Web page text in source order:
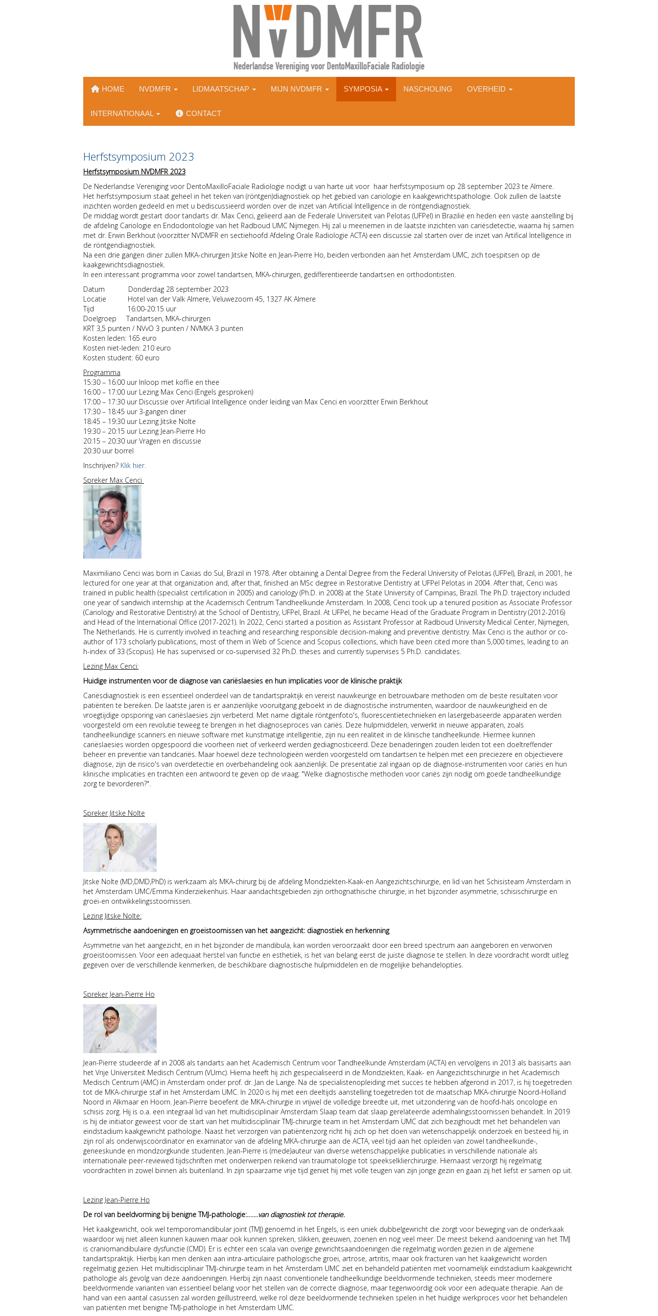
HOME NVDMFR LIDMAATSCHAP MIJN NVDMFR SYMPOSIA NASCHOLING OVERHEID
INTERNATIONAAL CONTACT
Herfstsymposium 2023
Herfstsymposium NVDMFR 2023
De Nederlandse Vereniging voor DentoMaxilloFaciale Radiologie nodigt u van harte uit voor haar herfstsymposium op 28 september 2023 te Almere.
Het herfstsymposium staat geheel in het teken van (röntgen)diagnostiek op het gebied van cariologie en kaakgewrichtspathologie. Ook zullen de laatste
inzichten worden gedeeld en met u bediscussieerd worden over de inzet van Artificial Intelligence in de röntgendiagnostiek.
De middag wordt gestart door tandarts dr. Max Cenci, gelieerd aan de Federale Universiteit van Pelotas (UFPel) in Brazilië en heden een vaste aanstelling bij
de afdeling Cariologie en Endodontologie van het Radboud UMC Nijmegen. Hij zal u meenemen in de laatste inzichten van cariësdetectie, waarna hij samen
met dr. Erwin Berkhout (voorzitter NVDMFR en sectiehoofd Afdeling Orale Radiologie ACTA) een discussie zal starten over de inzet van Artifical Intelligence in
de röntgendiagnostiek.
Na een drie gangen diner zullen MKA-chirurgen Jitske Nolte en Jean-Pierre Ho, beiden verbonden aan het Amsterdam UMC, zich toespitsen op de
kaakgewrichtsdiagnostiek.
In een interessant programma voor zowel tandartsen, MKA-chirurgen, gedifferentieerde tandartsen en orthodontisten.
Datum Donderdag 28 september 2023
Locatie Hotel van der Valk Almere, Veluwezoom 45, 1327 AK Almere
Tijd 16:00-20:15 uur
Doelgroep Tandartsen, MKA-chirurgen
KRT 3,5 punten / NVvO 3 punten / NVMKA 3 punten
Kosten leden: 165 euro
Kosten niet-leden: 210 euro
Kosten student: 60 euro
Programma
15:30 – 16:00 uur Inloop met koffie en thee
16:00 – 17:00 uur Lezing Max Cenci (Engels gesproken)
17:00 – 17:30 uur Discussie over Artificial Intelligence onder leiding van Max Cenci en voorzitter Erwin Berkhout
17:30 – 18:45 uur 3-gangen diner
18:45 – 19:30 uur Lezing Jitske Nolte
19:30 – 20:15 uur Lezing Jean-Pierre Ho
20:15 – 20:30 uur Vragen en discussie
20:30 uur borrel
Inschrijven? Klik hier.
Spreker Max Cenci
Maximiliano Cenci was born in Caxias do Sul, Brazil in 1978. After obtaining a Dental Degree from the Federal University of Pelotas (UFPel), Brazil, in 2001, he
lectured for one year at that organization and, after that, finished an MSc degree in Restorative Dentistry at UFPel Pelotas in 2004. After that, Cenci was
trained in public health (specialist certification in 2005) and cariology (Ph.D. in 2008) at the State University of Campinas, Brazil. The Ph.D. trajectory included
one year of sandwich internship at the Academisch Centrum Tandheelkunde Amsterdam. In 2008, Cenci took up a tenured position as Associate Professor
(Cariology and Restorative Dentistry) at the School of Dentistry, UFPel, Brazil. At UFPel, he became Head of the Graduate Program in Dentistry (2012-2016)
and Head of the International Office (2017-2021). In 2022, Cenci started a position as Assistant Professor at Radboud University Medical Center, Nijmegen,
The Netherlands. He is currently involved in teaching and researching responsible decision-making and preventive dentistry. Max Cenci is the author or co-
author of 173 scholarly publications, most of them in Web of Science and Scopus collections, which have been cited more than 5,000 times, leading to an
h-index of 33 (Scopus). He has supervised or co-supervised 32 Ph.D. theses and currently supervises 5 Ph.D. candidates.
Lezing Max Cenci:
Huidige instrumenten voor de diagnose van cariëslaesies en hun implicaties voor de klinische praktijk
Cariësdiagnostiek is een essentieel onderdeel van de tandartspraktijk en vereist nauwkeurige en betrouwbare methoden om de beste resultaten voor
patiënten te bereiken. De laatste jaren is er aanzienlijke vooruitgang geboekt in de diagnostische instrumenten, waardoor de nauwkeurigheid en de
vroegtijdige opsporing van cariëslaesies zijn verbeterd. Met name digitale röntgenfoto's, fluorescentietechnieken en lasergebaseerde apparaten werden
voorgesteld om een revolutie teweeg te brengen in het diagnoseproces van cariës. Deze hulpmiddelen, verwerkt in nieuwe apparaten, zoals
tandheelkundige scanners en nieuwe software met kunstmatige intelligentie, zijn nu een realiteit in de klinische tandheelkunde. Hiermee kunnen
cariëslaesies worden opgespoord die voorheen niet of verkeerd werden gediagnosticeerd. Deze benaderingen zouden leiden tot een doeltreffender
beheer en preventie van tandcariës. Maar hoewel deze technologieën werden voorgesteld om tandartsen te helpen met een preciezere en objectievere
diagnose, zijn de risico's van overdetectie en overbehandeling ook aanzienlijk. De presentatie zal ingaan op de diagnose-instrumenten voor cariës en hun
klinische implicaties en trachten een antwoord te geven op de vraag: "Welke diagnostische methoden voor cariës zijn nodig om goede tandheelkundige
zorg te bevorderen?".
Spreker Jitske Nolte
Jitske Nolte (MD,DMD,PhD) is werkzaam als MKA-chirurg bij de afdeling Mondziekten-Kaak-en Aangezichtschirurgie, en lid van het Schisisteam Amsterdam in
het Amsterdam UMC/Emma Kinderziekenhuis. Haar aandachtsgebieden zijn orthognathische chirurgie, in het bijzonder asymmetrie, schisischirurgie en
groei-en ontwikkelingsstoornissen.
Lezing Jitske Nolte:
Asymmetrische aandoeningen en groeistoornissen van het aangezicht: diagnostiek en herkenning
Asymmetrie van het aangezicht, en in het bijzonder de mandibula, kan worden veroorzaakt door een breed spectrum aan aangeboren en verworven
groeistoornissen. Voor een adequaat herstel van functie en esthetiek, is het van belang eerst de juiste diagnose te stellen. In deze voordracht wordt uitleg
gegeven over de verschillende kenmerken, de beschikbare diagnostische hulpmiddelen en de mogelijke behandelopties.
Spreker Jean-Pierre Ho
Jean-Pierre studeerde af in 2008 als tandarts aan het Academisch Centrum voor Tandheelkunde Amsterdam (ACTA) en vervolgens in 2013 als basisarts aan
het Vrije Universiteit Medisch Centrum (VUmc). Hierna heeft hij zich gespecialiseerd in de Mondziekten, Kaak- en Aangezichtschirurgie in het Academisch
Medisch Centrum (AMC) in Amsterdam onder prof. dr. Jan de Lange. Na de specialistenopleiding met succes te hebben afgerond in 2017, is hij toegetreden
tot de MKA-chirurgie staf in het Amsterdam UMC. In 2020 is hij met een deeltijds aanstelling toegetreden tot de maatschap MKA-chirurgie Noord-Holland
Noord in Alkmaar en Hoorn. Jean-Pierre beoefent de MKA-chirurgie in vrijwel de volledige breedte uit, met uitzondering van de hoofd-hals oncologie en
schisis zorg. Hij is o.a. een integraal lid van het multidisciplinair Amsterdam Slaap team dat slaap gerelateerde ademhalingsstoornissen behandelt. In 2019
is hij de initiator geweest voor de start van het multidisciplinair TMJ-chirurgie team in het Amsterdam UMC dat zich bezighoudt met het behandelen van
eindstadium kaakgewricht pathologie. Naast het verzorgen van patiëntenzorg richt hij zich op het doen van wetenschappelijk onderzoek en besteed hij, in
zijn rol als onderwijscoördinator en examinator van de afdeling MKA-chirurgie aan de ACTA, veel tijd aan het opleiden van zowel tandheelkunde-,
geneeskunde en mondzorgkunde studenten. Jean-Pierre is (mede)auteur van diverse wetenschappelijke publicaties in verschillende nationale als
internationale peer-reviewed tijdschriften met onderwerpen reikend van traumatologie tot speekselklierchirurgie. Hiernaast verzorgt hij regelmatig
voordrachten in zowel binnen als buitenland. In zijn spaarzame vrije tijd geniet hij met volle teugen van zijn jonge gezin en gaan zij het liefst er samen op uit.
Lezing Jean-Pierre Ho
De rol van beeldvorming bij benigne TMJ-pathologie:…….van diagnostiek tot therapie.
Het kaakgewricht, ook wel temporomandibular joint (TMJ) genoemd in het Engels, is een uniek dubbelgewricht die zorgt voor beweging van de onderkaak
waardoor wij niet alleen kunnen kauwen maar ook kunnen spreken, slikken, geeuwen, zoenen en nog veel meer. De meest bekend aandoening van het TMJ
is craniomandibulaire dysfunctie (CMD). Er is echter een scala van overige gewrichtsaandoeningen die regelmatig worden gezien in de algemene
tandartspraktijk. Hierbij kan men denken aan intra-articulaire pathologische groei, artrose, artritis, maar ook fracturen van het kaakgewricht worden
regelmatig gezien. Het multidisciplinair TMJ-chirurgie team in het Amsterdam UMC ziet en behandeld patiënten met voornamelijk eindstadium kaakgewricht
pathologie als gevolg van deze aandoeningen. Hierbij zijn naast conventionele tandheelkundige beeldvormende technieken, steeds meer modernere
beeldvormende varianten van essentieel belang voor het stellen van de correcte diagnose, maar tegenwoordig ook voor een adequate therapie. Aan de
hand van een aantal casussen zal worden geïllustreerd, welke rol deze beeldvormende technieken spelen in het huidige werkproces voor het behandelen
van patiënten met benigne TMJ-pathologie in het Amsterdam UMC.